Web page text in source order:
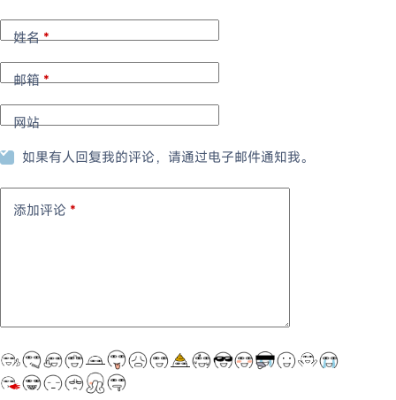
姓名*
邮箱*
网站
如果有人回复我的评论，请通过电子邮件通知我。
添加评论 *